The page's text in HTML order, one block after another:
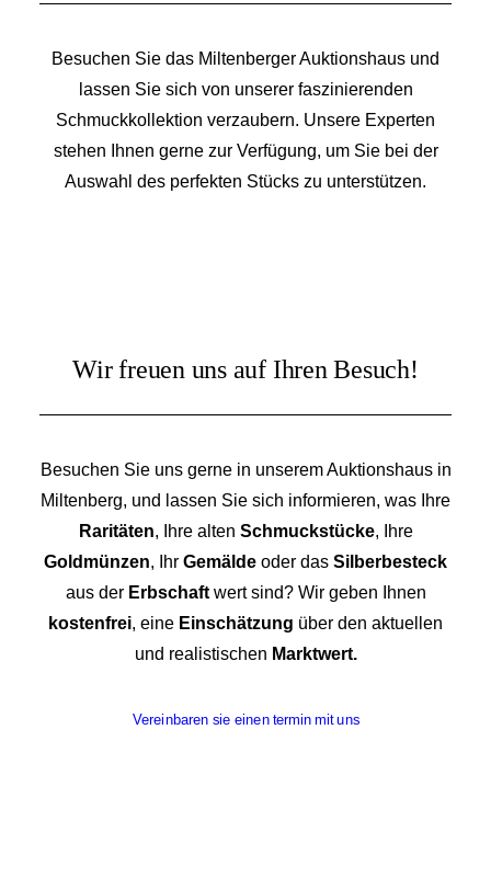
Besuchen Sie das Miltenberger Auktionshaus und
lassen Sie sich von unserer faszinierenden
Schmuckkollektion verzaubern. Unsere Experten
stehen Ihnen gerne zur Verfügung, um Sie bei der
Auswahl des perfekten Stücks zu unterstützen.
Wir freuen uns auf Ihren Besuch!
Besuchen Sie uns gerne in unserem Auktionshaus in
Miltenberg, und lassen Sie sich informieren, was Ihre
Raritäten, Ihre alten Schmuckstücke, Ihre
Goldmünzen, Ihr Gemälde oder das Silberbesteck
aus der Erbschaftwert sind? Wir geben Ihnen
kostenfrei, eine Einschätzung über den aktuellen
und realistischen Marktwert.
Vereinbaren sie einen termin mit uns